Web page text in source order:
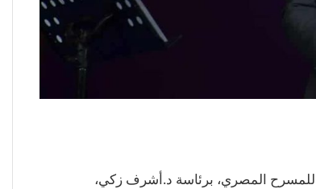
للمسرح المصري، برئاسة د.أشرف زكي،